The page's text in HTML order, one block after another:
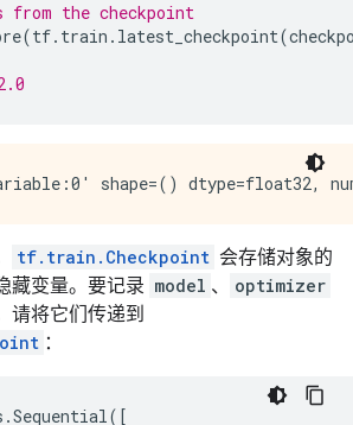
from the checkpoint
(tf. train . latest_checkpoint(
tf.train.Checkpoint 会存储对象的
藏变量。要记录 model 、
optimizer
请将它们传递到
：
.Sequential([